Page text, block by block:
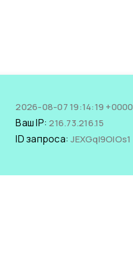
2026-08-07 19:14:19 +0000
Ваш IP:216.73.216.15
ID запроса:JEXGqI9OlOs1